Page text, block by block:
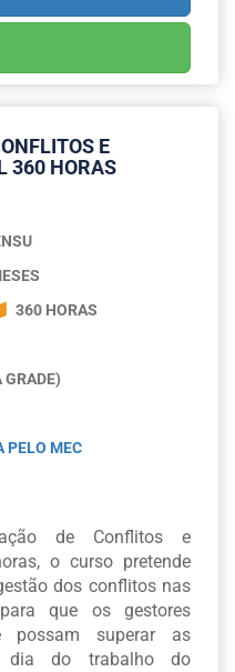
E
360 HORAS
360 HORAS
GRADE)
PELO MEC
de Conflitos e
o curso pretende
dos conflitos nas
que os gestores
possam superar as
dia do trabalho do